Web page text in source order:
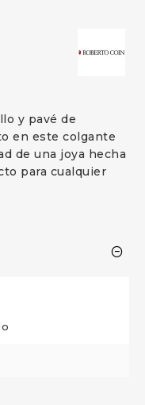
y pavé de
en este colgante
de una joya hecha
para cualquier